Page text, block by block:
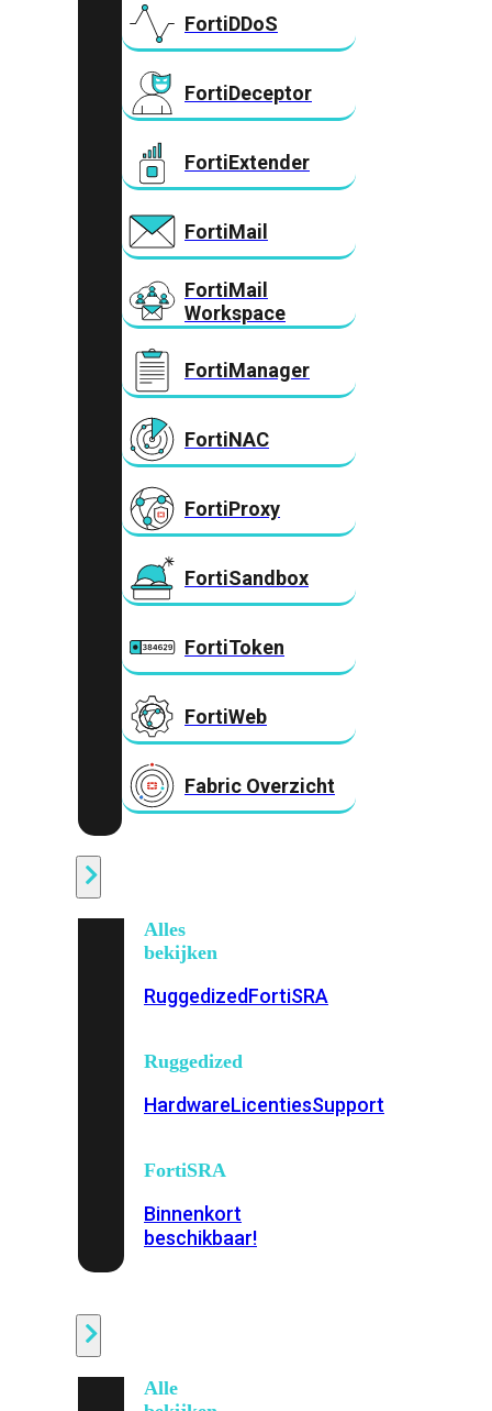
FortiDDoS
FortiDeceptor
FortiExtender
FortiMail
FortiMail
Workspace
FortiManager
FortiNAC
FortiProxy
FortiSandbox
FortiToken
FortiWeb
Fabric Overzicht
Alles
bekijken
RuggedizedFortiSRA
Ruggedized
HardwareLicentiesSupport
FortiSRA
Binnenkort
beschikbaar!
Alle